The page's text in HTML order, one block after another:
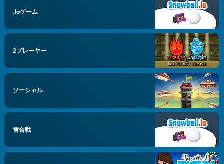
.ioゲーム
2プレーヤー
ソーシャル
雪合戦